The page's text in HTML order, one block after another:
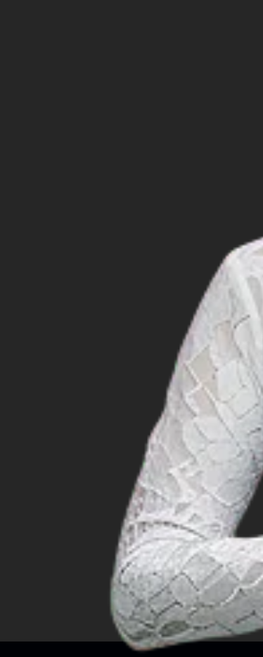
明古鲁
楠榜
西加里曼丹
西努沙登加拉
西南巴布亚
西巴布亚
西爪哇
西苏拉威西